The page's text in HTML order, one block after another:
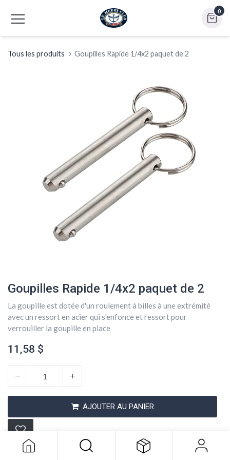
0
Tous les produits Goupilles Rapide 1/4x2 paquet de 2
Goupilles Rapide 1/4x2 paquet de 2
La goupille est dotée d'un roulement à billes à une extrémité
avec un ressort en acier qui s'enfonce et ressort pour
verrouiller la goupille en place
11,58 $
AJOUTER AU PANIER
Goupilles Rapide 1/4x2 paquet de 2
11,58$